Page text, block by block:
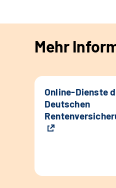
Mehr
Online-Dienste
Deutschen